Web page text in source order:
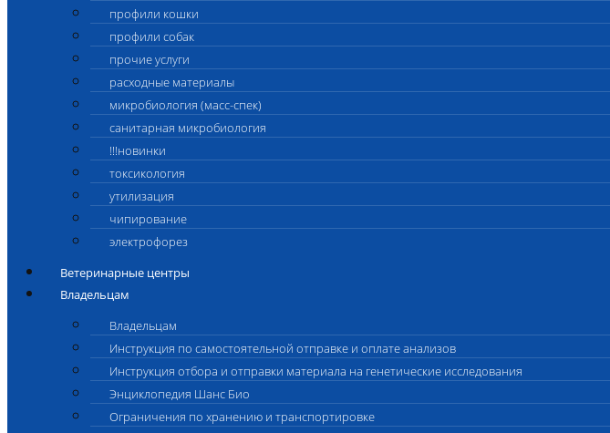
профили кошки
профили собак
прочие услуги
расходные материалы
микробиология (масс-спек)
санитарная микробиология
!!!новинки
токсикология
утилизация
чипирование
электрофорез
Ветеринарные центры
Владельцам
Владельцам
Инструкция по самостоятельной отправке и оплате анализов
Инструкция отбора и отправки материала на генетические исследования
Энциклопедия Шанс Био
Ограничения по хранению и транспортировке